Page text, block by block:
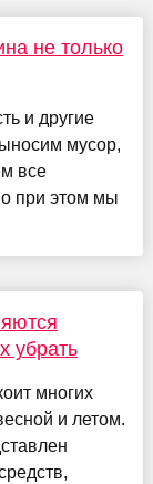
не только
и другие
мусор,
все
при этом мы
убрать
многих
и летом.